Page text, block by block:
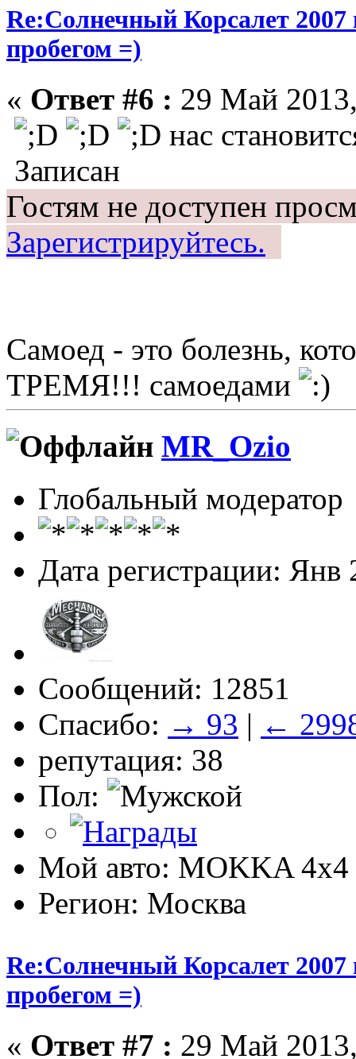
Re:Солнечный Корсалет
пробегом =)
« Ответ #6 : 29 Май
нас
Записан
Гостям не доступен
Зарегистрируйтесь.
Самоед - это болезнь,
ТРЕМЯ!!! самоедами
MR_Ozio
Глобальный модератор
Дата регистрации: Янв
Сообщений: 12851
Спасибо: → 93 | ←
репутация: 38
Пол:
Мой авто: MOKKA 4x4
Регион: Москва
Re:Солнечный Корсалет
пробегом =)
« Ответ #7 : 29 Май